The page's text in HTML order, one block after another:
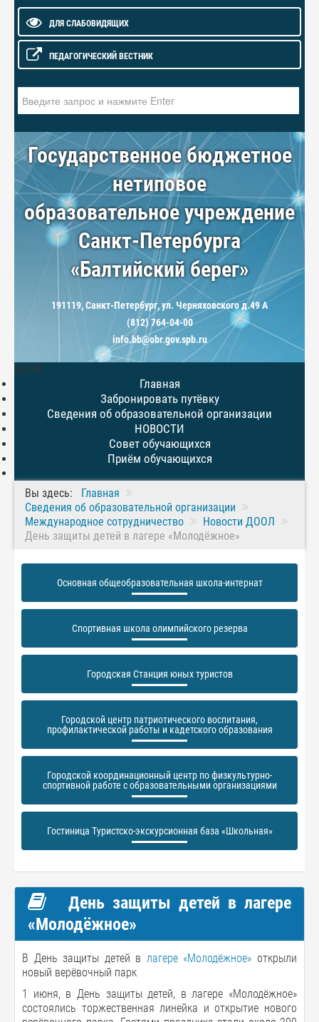
ДЛЯ СЛАБОВИДЯЩИХ
ПЕДАГОГИЧЕСКИЙ ВЕСТНИК
Государственное бюджетное
нетиповое
образовательное учреждение
Санкт-Петербурга
«Балтийский берег»
191119, Санкт-Петербург, ул. Черняховского д.49 А
(812) 764-04-00
info.bb@obr.gov.spb.ru
МЕНЮ
Главная
Забронировать путёвку
Сведения об образовательной организации
НОВОСТИ
Совет обучающихся
Приём обучающихся
Вы здесь:
Главная
Сведения об образовательной организации
Международное сотрудничество
Новости ДООЛ
День защиты детей в лагере «Молодёжное»
Основная общеобразовательная школа-интернат
Спортивная школа олимпийского резерва
Городская Станция юных туристов
Городской центр патриотического воспитания,
профилактической работы и кадетского образования
Городской координационный центр по физкультурно-
спортивной работе с образовательными организациями
Гостиница Туристско-экскурсионная база «Школьная»
День защиты детей в лагере
«Молодёжное»
В День защиты детей в лагере «Молодёжное» открыли
новый верёвочный парк
1 июня, в День защиты детей, в лагере «Молодёжное»
состоялись торжественная линейка и открытие нового